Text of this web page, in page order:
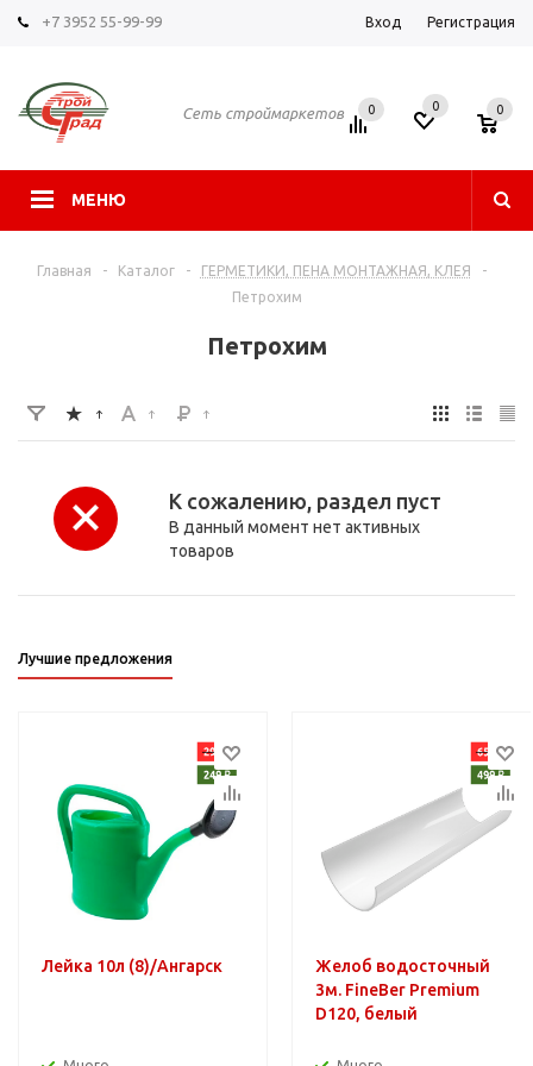
+7 3952 55-99-99 Вход Регистрация
Сеть строймаркетов
МЕНЮ
0 0 0
Главная - Каталог - ГЕРМЕТИКИ, ПЕНА МОНТАЖНАЯ, КЛЕЯ
-
Петрохим
Петрохим
К сожалению, раздел пуст
В данный момент нет активных
товаров
Лучшие предложения
Лейка 10л (8)/Ангарск
Желоб водосточный
3м. FineBer Premium
D120, белый